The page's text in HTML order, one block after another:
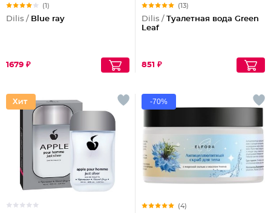
(1)
Dilis / Blue ray
1679 ₽
(13)
Dilis / Туалетная вода Green
Leaf
851 ₽
-70%
(4)